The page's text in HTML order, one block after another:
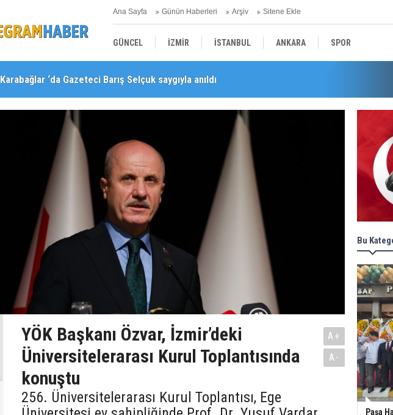
Ana Sayfa Günün Haberleri Arşiv Sitene Ekle
GÜNCEL İZMİR İSTANBUL ANKARA SPOR
YEREL SAĞLIK
Karabağlar ‘da Gazeteci Barış Selçuk saygıyla anıldı
YÖK Başkanı Özvar, İzmir’deki
Üniversitelerarası Kurul Toplantısında
konuştu
256. Üniversitelerarası Kurul Toplantısı, Ege
A+
A-
Bu
Paşa